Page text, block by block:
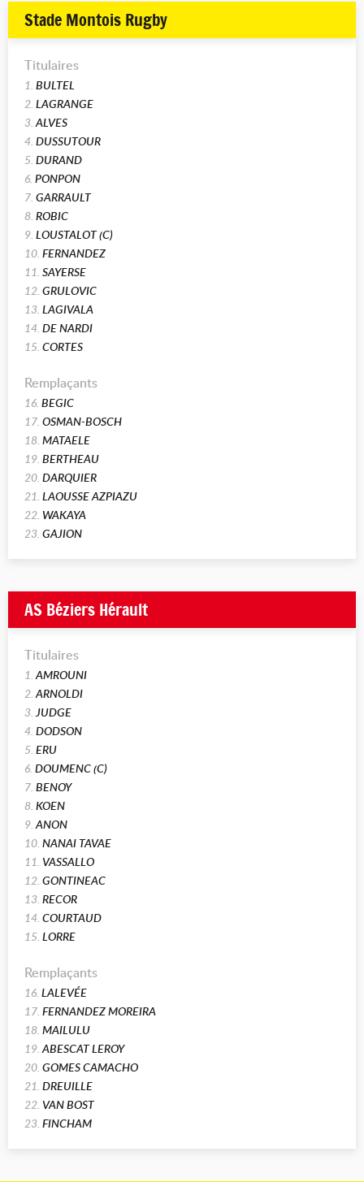
Stade Montois Rugby
Titulaires
1. BULTEL
2. LAGRANGE
3.ALVES
4. DUSSUTOUR
5. DURAND
6. PONPON
7. GARRAULT
8. ROBIC
9. LOUSTALOT (C)
10. FERNANDEZ
11. SAYERSE
12. GRULOVIC
13. LAGIVALA
14. DE NARDI
15. CORTES
Remplaçants
16. BEGIC
17. OSMAN-BOSCH
18. MATAELE
19. BERTHEAU
20. DARQUIER
21. LAOUSSE AZPIAZU
22. WAKAYA
23. GAJION
AS Béziers Hérault
Titulaires
1.AMROUNI
2.ARNOLDI
3.JUDGE
4. DODSON
5. ERU
6. DOUMENC (C)
7. BENOY
8. KOEN
9.ANON
10. NANAI TAVAE
11. VASSALLO
12. GONTINEAC
13. RECOR
14. COURTAUD
15. LORRE
Remplaçants
16. LALEVÉE
17. FERNANDEZ MOREIRA
18. MAILULU
19.ABESCAT LEROY
20. GOMES CAMACHO
21. DREUILLE
22. VAN BOST
23. FINCHAM